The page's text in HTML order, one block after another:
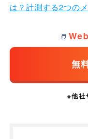
は？計測する2つの